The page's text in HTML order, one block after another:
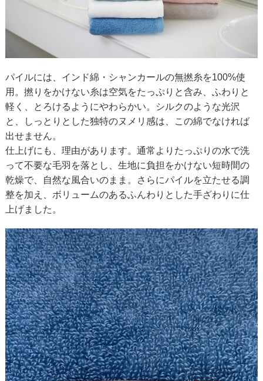
パイルには、インド綿・シャンカールの無撚糸を100%使
用。撚りをかけない糸は空気をたっぷりと含み、ふわりと
軽く、とろけるようにやわらかい。シルクのような光沢
と、しっとりとした独特のヌメリ感は、この綿でなければ
出せません。
仕上げにも、理由があります。通常よりたっぷりの水で洗
って不要な毛羽を落とし、生地に負担をかけない短時間の
乾燥で、自然な風合いのまま。さらにパイルを立たせる調
整を加え、ボリュームのあるふんわりとした手ざわりに仕
上げました。